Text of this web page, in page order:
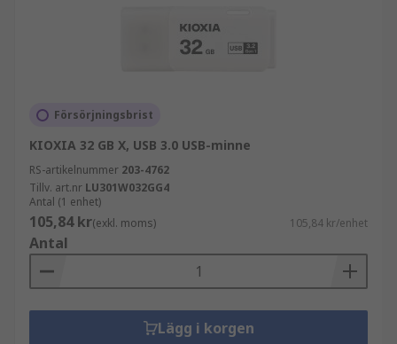
Försörjningsbrist
KIOXIA 32 GB X, USB 3.0 USB-minne
RS-artikelnummer 203-4762
Tillv. art.nr LU301W032GG4
Antal (1 enhet)
105,84 kr(exkl. moms) 105,84 kr/enhet
Antal
Lägg i korgen